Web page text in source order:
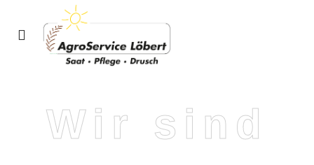
Wir sind